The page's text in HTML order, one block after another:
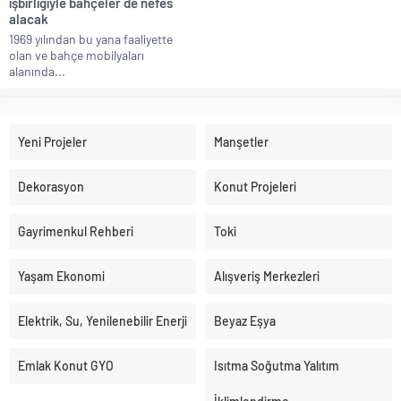
alacak
1969 yılından bu yana faaliyette
olan ve bahçe mobilyaları
alanında...
Yeni Projeler Manşetler
Dekorasyon Konut Projeleri
Gayrimenkul Rehberi Toki
Yaşam Ekonomi Alışveriş Merkezleri
Elektrik, Su, Yenilenebilir Enerji Beyaz Eşya
Emlak Konut GYO Isıtma Soğutma Yalıtım